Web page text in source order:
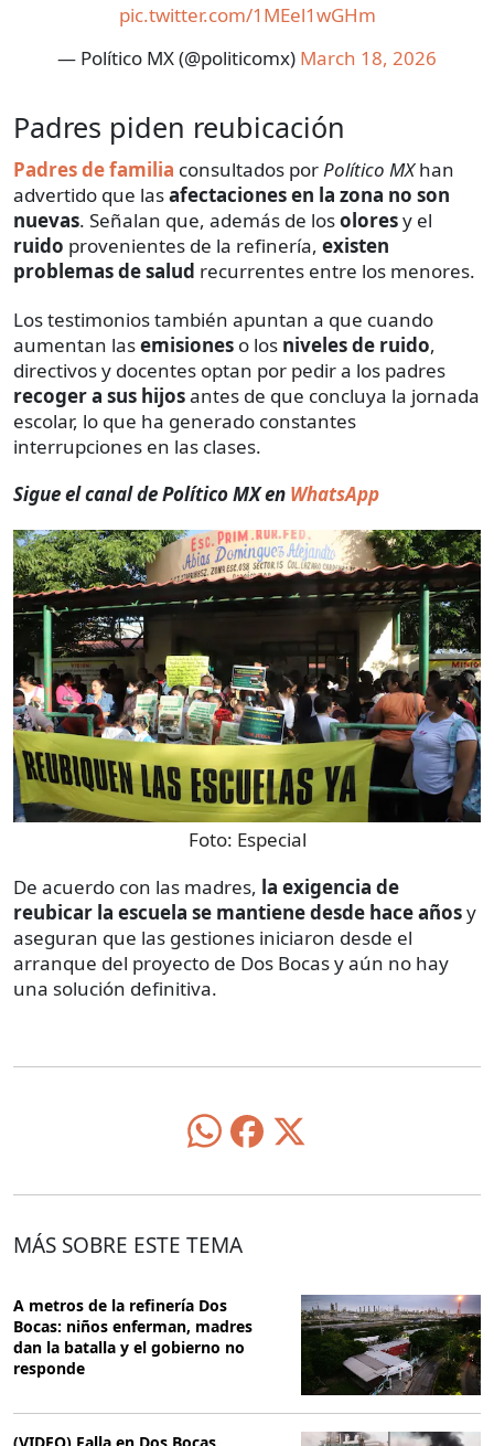
pic.twitter.com/1MEel1wGHm
— Político MX (@politicomx) March 18, 2026
Padres piden reubicación
Padres de familia consultados porPolítico MXhan
advertido que lasafectaciones en la zona no son
nuevas. Señalan que, además de losoloresy el
ruido provenientes de la refinería, existen
problemas de salud recurrentes entre los menores.
Los testimonios también apuntan a que cuando
aumentan lasemisiones o los niveles de ruido,
directivos y docentes optan por pedir a los padres
recoger a sus hijosantes de que concluya la jornada
escolar, lo que ha generado constantes
interrupciones en las clases.
Sigue el canal de Político MX en WhatsApp
Foto: Especial
De acuerdo con las madres, la exigencia de
reubicar la escuela se mantiene desde hace añosy
aseguran que las gestiones iniciaron desde el
arranque del proyecto de Dos Bocas y aún no hay
una solución definitiva.
MÁS SOBRE ESTE TEMA
A metros de la refinería Dos
Bocas: niños enferman, madres
dan la batalla y el gobierno no
responde